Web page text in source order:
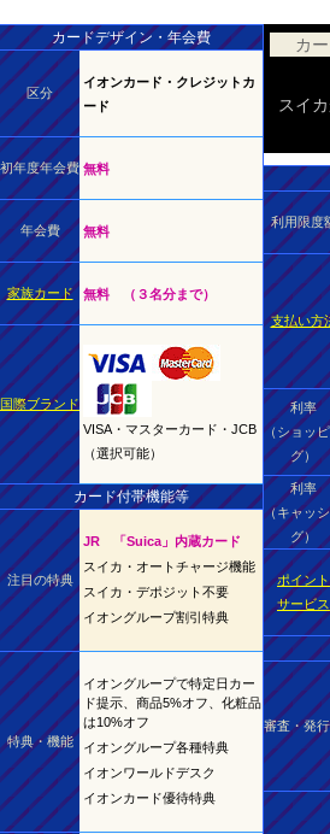
カードデザイン・年会費
区分
イオンカード・クレジットカ
ード
初年度年会費 無料
年会費 無料
家族カード 無料 （３名分まで）
国際ブランド
VISA・マスターカード・JCB
（選択可能）
カード付帯機能等
注目の特典
JR 「Suica」内蔵カード
スイカ・オートチャージ機能
スイカ・デポジット不要
イオングループ割引特典
特典・機能
イオングループで特定日カー
ド提示、商品5%オフ、化粧品
は10%オフ
イオングループ各種特典
イオンワールドデスク
イオンカード優待特典
カ
スイ
利用限度
支払い方
利率
（ショッ
グ）
利率
（キャッ
グ）
ポイント
サービス
審査・発